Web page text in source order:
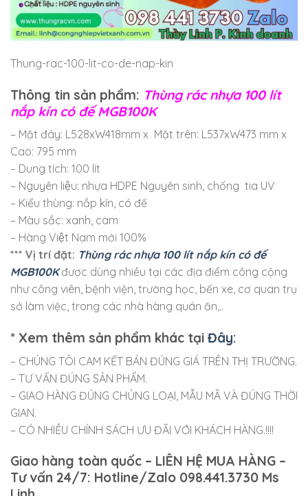
Thung-rac-100-lit-co-de-nap-kin
Thông tin sản phẩm: Thùng rác nhựa 100 lít
nắp kín có đế MGB100K
– Mặt đáy: L528xW418mm x Mặt trên: L537xW473 mm x
Cao: 795 mm
– Dung tích: 100 lít
– Nguyên liệu: nhựa HDPE Nguyên sinh, chống tia UV
– Kiểu thùng: nắp kín, có đế
– Màu sắc: xanh, cam
– Hàng Việt Nam mới 100%
*** Vị trí đặt: Thùng rác nhựa 100 lít nắp kín có đế
MGB100Kđược dùng nhiều tại các địa điểm công cộng
như công viên, bệnh viện, trường học, bến xe, cơ quan trụ
sở làm việc, trong các nhà hàng quán ăn,..
* Xem thêm sản phẩm khác tại Đây:
– CHÚNG TÔI CAM KẾT BÁN ĐÚNG GIÁ TRÊN THỊ TRƯỜNG.
– TƯ VẤN ĐÚNG SẢN PHẨM.
– GIAO HÀNG ĐÚNG CHỦNG LOẠI, MẪU MÃ VÀ ĐÚNG THỜI
GIAN.
– CÓ NHIỀU CHÍNH SÁCH ƯU ĐÃI VỚI KHÁCH HÀNG.!!!!
Giao hàng toàn quốc – LIÊN HỆ MUA HÀNG –
Tư vấn 24/7: Hotline/Zalo 098.441.3730 Ms